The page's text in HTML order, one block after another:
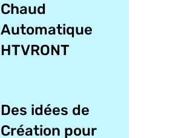
Chaud
Automatique
HTVRONT
Des idées de
Création pour